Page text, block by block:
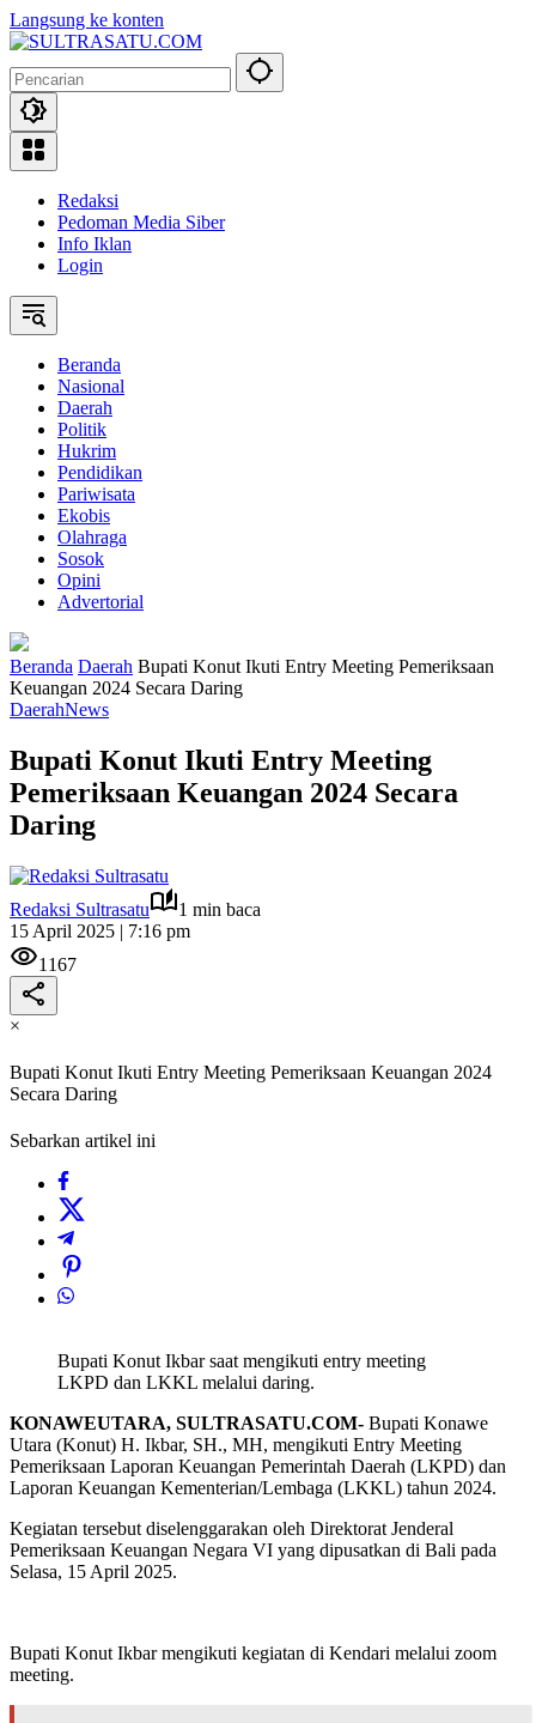
Langsung ke konten
Redaksi
Pedoman Media Siber
Info Iklan
Login
Beranda
Nasional
Daerah
Politik
Hukrim
Pendidikan
Pariwisata
Ekobis
Olahraga
Sosok
Opini
Advertorial
Beranda Daerah Bupati Konut Ikuti Entry Meeting Pemeriksaan
Keuangan 2024 Secara Daring
DaerahNews
Bupati Konut Ikuti Entry Meeting
Pemeriksaan Keuangan 2024 Secara
Daring
Redaksi Sultrasatu
1 min baca
15 April 2025 | 7:16 pm
1167
×
Bupati Konut Ikuti Entry Meeting Pemeriksaan Keuangan 2024
Secara Daring
Sebarkan artikel ini
Bupati Konut Ikbar saat mengikuti entry meeting
LKPD dan LKKL melalui daring.
KONAWEUTARA, SULTRASATU.COM- Bupati Konawe
Utara (Konut) H. Ikbar, SH., MH, mengikuti Entry Meeting
Pemeriksaan Laporan Keuangan Pemerintah Daerah (LKPD) dan
Laporan Keuangan Kementerian/Lembaga (LKKL) tahun 2024.
Kegiatan tersebut diselenggarakan oleh Direktorat Jenderal
Pemeriksaan Keuangan Negara VI yang dipusatkan di Bali pada
Selasa, 15 April 2025.
Bupati Konut Ikbar mengikuti kegiatan di Kendari melalui zoom
meeting.